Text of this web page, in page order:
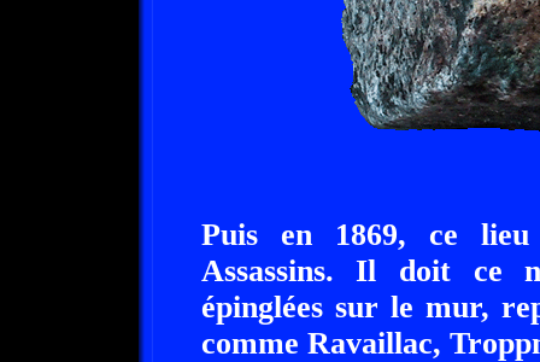
Puis en 1869, ce
Assassins. Il doit ce
épinglées sur le mur,
comme Ravaillac,